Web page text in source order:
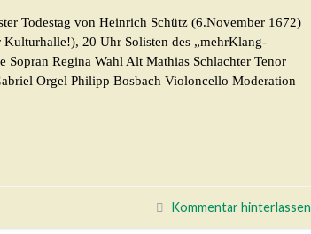
Todestag von Heinrich Schütz (6.November 1672)
20 Uhr Solisten des „mehrKlang-
Sopran Regina Wahl Alt Mathias Schlachter Tenor
Orgel Philipp Bosbach Violoncello Moderation
Kommentar hinterlassen